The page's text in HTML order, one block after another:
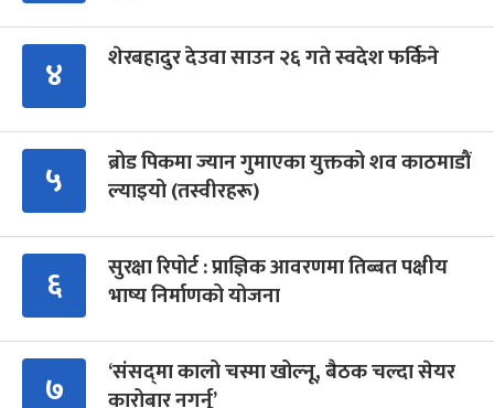
४ शेरबहादुर देउवा साउन २६ गते स्वदेश फर्किने
५
ब्रोड पिकमा ज्यान गुमाएका युक्तको शव काठमाडौं
ल्याइयो (तस्वीरहरू)
६
सुरक्षा रिपोर्ट : प्राज्ञिक आवरणमा तिब्बत पक्षीय
भाष्य निर्माणको योजना
७
‘संसद्‍मा कालो चस्मा खोल्नू, बैठक चल्दा सेयर
कारोबार नगर्नू’